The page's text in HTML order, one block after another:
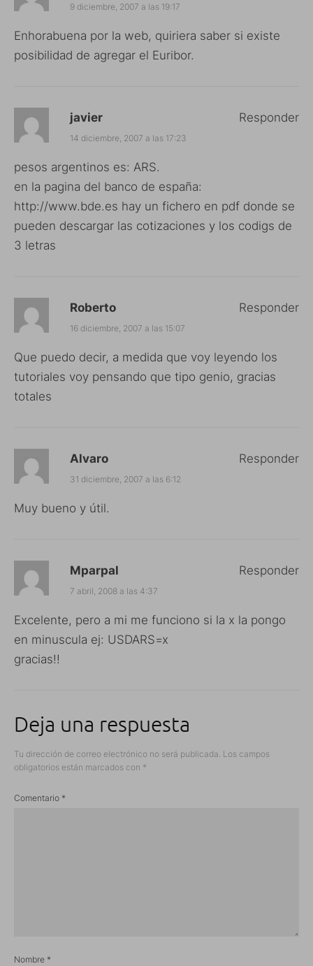
9 diciembre, 2007 a las 19:17
Enhorabuena por la web, quiriera saber si existe
posibilidad de agregar el Euribor.
javier
14 diciembre, 2007 a las 17:23
pesos argentinos es: ARS.
en la pagina del banco de españa:
http://www.bde.es hay un fichero en pdf donde se
pueden descargar las cotizaciones y los codigs de
3 letras
Responder
Roberto
16 diciembre, 2007 a las 15:07
Que puedo decir, a medida que voy leyendo los
tutoriales voy pensando que tipo genio, gracias
totales
Responder
Alvaro
31 diciembre, 2007 a las 6:12
Muy bueno y útil.
Responder
Mparpal
7 abril, 2008 a las 4:37
Excelente, pero a mi me funciono si la x la pongo
en minuscula ej: USDARS=x
gracias!!
Responder
Deja una respuesta
Tu dirección de correo electrónico no será publicada. Los campos
obligatorios están marcados con *
Comentario *
Nombre *